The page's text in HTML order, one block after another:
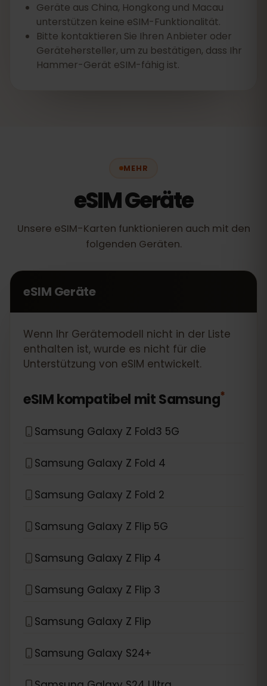
Geräte aus China, Hongkong und Macau
unterstützen keine eSIM-Funktionalität.
Bitte kontaktieren Sie Ihren Anbieter oder
Gerätehersteller, um zu bestätigen, dass Ihr
Hammer-Gerät eSIM-fähig ist.
MEHR
eSIM Geräte
Unsere eSIM-Karten funktionieren auch mit den
folgenden Geräten.
eSIM Geräte
Wenn Ihr Gerätemodell nicht in der Liste
enthalten ist, wurde es nicht für die
Unterstützung von eSIM entwickelt.
eSIM kompatibel mitSamsung*
Samsung Galaxy Z Fold3 5G
Samsung Galaxy Z Fold 4
Samsung Galaxy Z Fold 2
Samsung Galaxy Z Flip 5G
Samsung Galaxy Z Flip 4
Samsung Galaxy Z Flip 3
Samsung Galaxy Z Flip
Samsung Galaxy S24+